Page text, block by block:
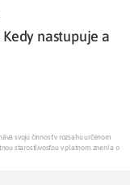
nastupuje a
svoju činnosť v rozsahu určenom
starostlivosťou v platnom znení a o